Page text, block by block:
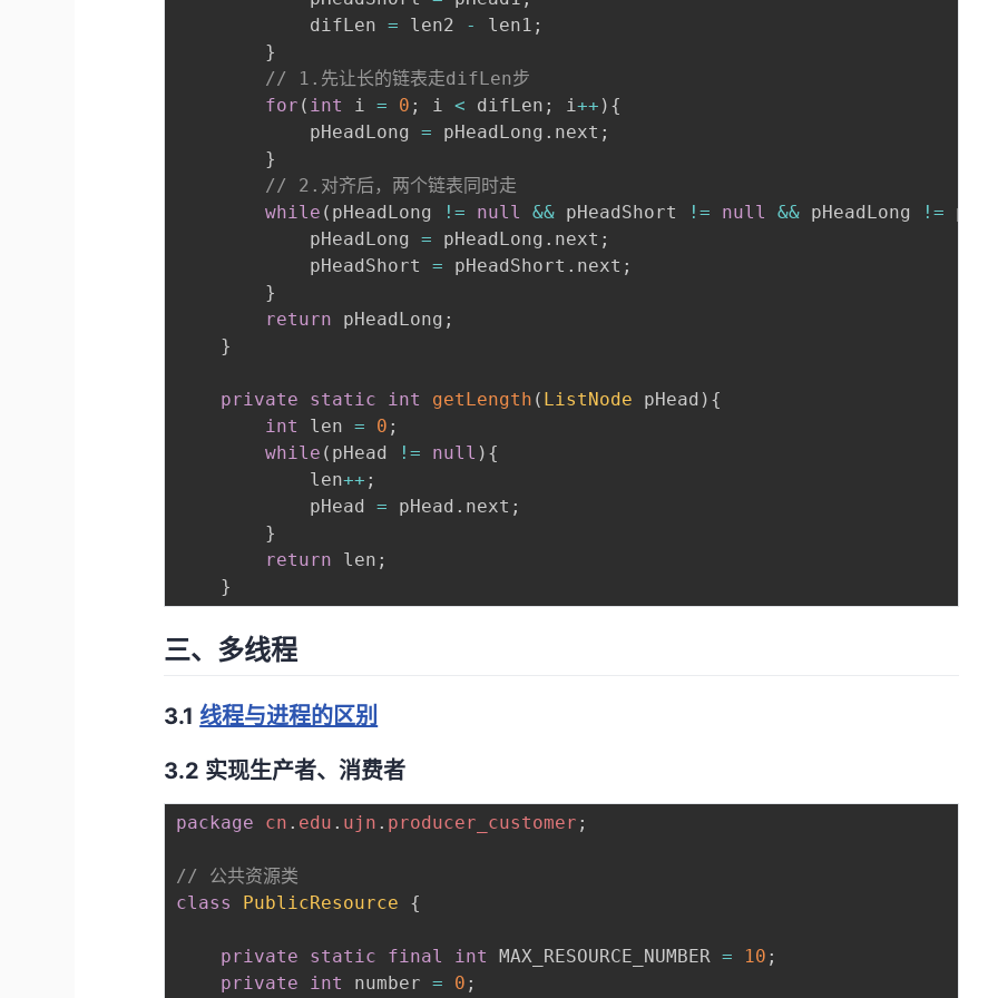
    		difLen
= len2 - len1 ;
}
// 1.先让长的链表走difLen步
for ( int i = 0 ; i < difLen ; i++ ) {
    		pHeadLong
= pHeadLong . next ;
}
// 2.对齐后，两个链表同时走
while ( pHeadLong != null && pHeadShort != null && pHeadLong !=
    		pHeadLong
= pHeadLong . next ;
    		pHeadShort
= pHeadShort . next ;
}
return pHeadLong ;
}
private static int getLength ( ListNode pHead ) {
int
len = 0 ;
while ( pHead != null ) {
    		len
++ ;
    		pHead
= pHead . next ;
}
return len ;
}
三、多线程
3.1 线程与进程的区别
3.2 实现生产者、消费者
package cn . edu . ujn . producer_customer ;
// 公共资源类
class
PublicResource {
private static final int MAX_RESOURCE_NUMBER = 10 ;
private
int number = 0 ;